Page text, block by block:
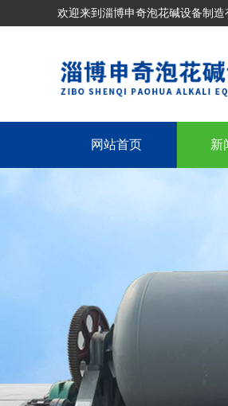
欢迎来到淄博申奇泡花碱设备制造
网站首页 新